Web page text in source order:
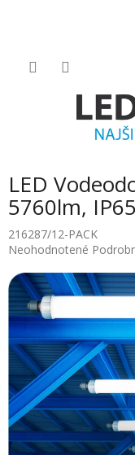
LED
5760lm,
216287/12-PACK
Priemerné
produktu
je
0.0
z
5
hviezdičiek.
Neohodnotené